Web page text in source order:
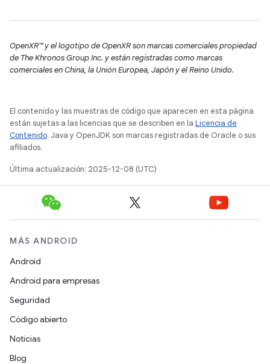
OpenXR™ y el logotipo de OpenXR son marcas comerciales propiedad
de The Khronos Group Inc. y están registradas como marcas
comerciales en China, la Unión Europea, Japón y el Reino Unido.
El contenido y las muestras de código que aparecen en esta página
están sujetas a las licencias que se describen en la Licencia de
Contenido. Java y OpenJDK son marcas registradas de Oracle o sus
afiliados.
Última actualización: 2025-12-08 (UTC)
MÁS ANDROID
Android
Android para empresas
Seguridad
Código abierto
Noticias
Blog